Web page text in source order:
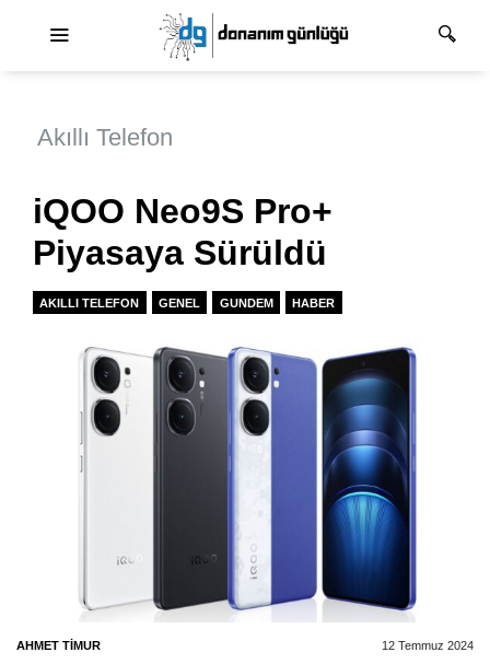
Akıllı Telefon
iQOO Neo9S Pro+
Piyasaya Sürüldü
AKILLI TELEFON GENEL GUNDEM HABER
AHMET TIMUR 12 Temmuz 2024